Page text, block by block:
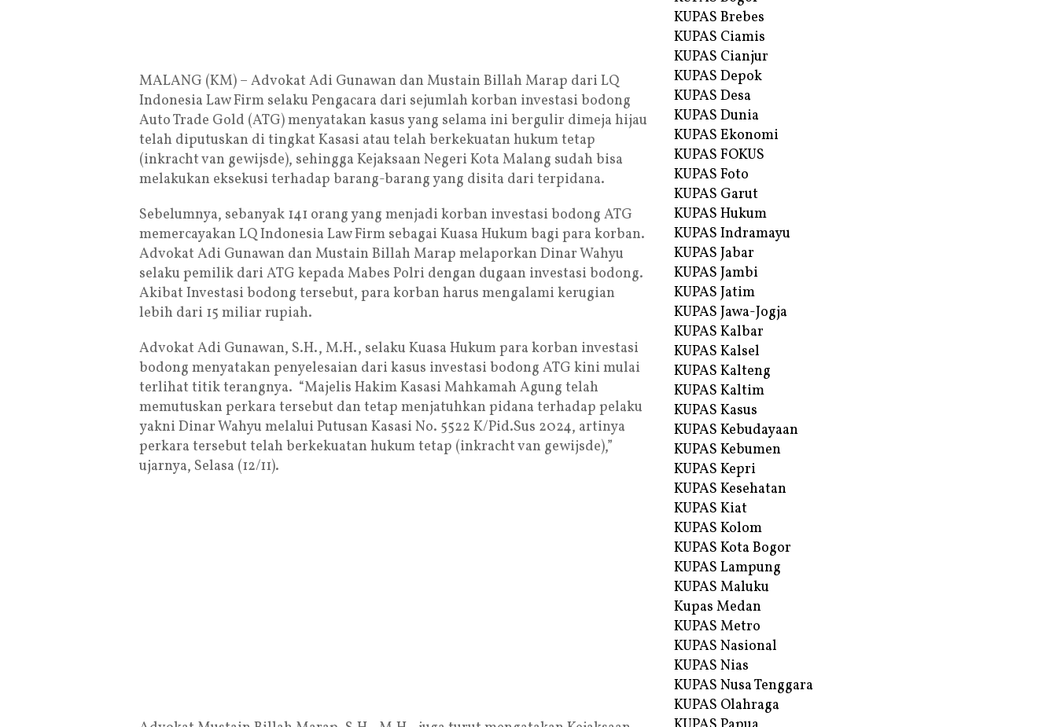
MALANG (KM) – Advokat Adi Gunawan dan Mustain Billah Marap dari LQ
Indonesia Law Firm selaku Pengacara dari sejumlah korban investasi bodong
Auto Trade Gold (ATG) menyatakan kasus yang selama ini bergulir dimeja hijau
telah diputuskan di tingkat Kasasi atau telah berkekuatan hukum tetap
(inkracht van gewijsde), sehingga Kejaksaan Negeri Kota Malang sudah bisa
melakukan eksekusi terhadap barang-barang yang disita dari terpidana.
Sebelumnya, sebanyak 141 orang yang menjadi korban investasi bodong ATG
memercayakan LQ Indonesia Law Firm sebagai Kuasa Hukum bagi para korban.
Advokat Adi Gunawan dan Mustain Billah Marap melaporkan Dinar Wahyu
selaku pemilik dari ATG kepada Mabes Polri dengan dugaan investasi bodong.
Akibat Investasi bodong tersebut, para korban harus mengalami kerugian
lebih dari 15 miliar rupiah.
Advokat Adi Gunawan, S.H., M.H., selaku Kuasa Hukum para korban investasi
bodong menyatakan penyelesaian dari kasus investasi bodong ATG kini mulai
terlihat titik terangnya. “Majelis Hakim Kasasi Mahkamah Agung telah
memutuskan perkara tersebut dan tetap menjatuhkan pidana terhadap pelaku
yakni Dinar Wahyu melalui Putusan Kasasi No. 5522 K/Pid.Sus 2024, artinya
perkara tersebut telah berkekuatan hukum tetap (inkracht van gewijsde),”
ujarnya, Selasa (12/11).
KUPAS Brebes
KUPAS Ciamis
KUPAS Cianjur
KUPAS Depok
KUPAS Desa
KUPAS Dunia
KUPAS Ekonomi
KUPAS FOKUS
KUPAS Foto
KUPAS Garut
KUPAS Hukum
KUPAS Indramayu
KUPAS Jabar
KUPAS Jambi
KUPAS Jatim
KUPAS Jawa-Jogja
KUPAS Kalbar
KUPAS Kalsel
KUPAS Kalteng
KUPAS Kaltim
KUPAS Kasus
KUPAS Kebudayaan
KUPAS Kebumen
KUPAS Kepri
KUPAS Kesehatan
KUPAS Kiat
KUPAS Kolom
KUPAS Kota Bogor
KUPAS Lampung
KUPAS Maluku
Kupas Medan
KUPAS Metro
KUPAS Nasional
KUPAS Nias
KUPAS Nusa Tenggara
KUPAS Olahraga